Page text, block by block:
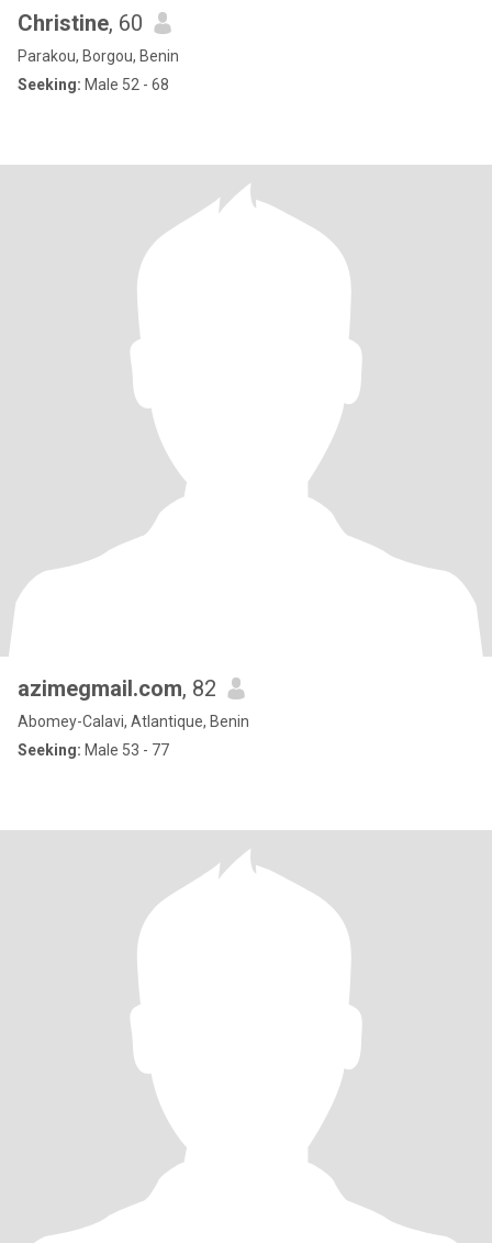
Christine, 60
Parakou, Borgou, Benin
Seeking: Male 52 - 68
azimegmail.com, 82
Abomey-Calavi, Atlantique, Benin
Seeking: Male 53 - 77